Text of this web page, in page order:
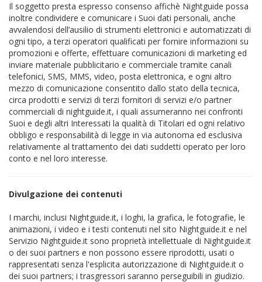
Il soggetto presta espresso consenso affichè Nightguide possa
inoltre condividere e comunicare i Suoi dati personali, anche
avvalendosi dell’ausilio di strumenti elettronici e automatizzati di
ogni tipo, a terzi operatori qualificati per fornire informazioni su
promozioni e offerte, effettuare comunicazioni di marketing ed
inviare materiale pubblicitario e commerciale tramite canali
telefonici, SMS, MMS, video, posta elettronica, e ogni altro
mezzo di comunicazione consentito dallo stato della tecnica,
circa prodotti e servizi di terzi fornitori di servizi e/o partner
commerciali di nightguide.it, i quali assumeranno nei confronti
Suoi e degli altri Interessati la qualità di Titolari ed ogni relativo
obbligo e responsabilità di legge in via autonoma ed esclusiva
relativamente al trattamento dei dati suddetti operato per loro
conto e nel loro interesse.
Divulgazione dei contenuti
I marchi, inclusi Nightguide.it, i loghi, la grafica, le fotografie, le
animazioni, i video e i testi contenuti nel sito Nightguide.it e nel
Servizio Nightguide.it sono proprietà intellettuale di Nightguide.it
o dei suoi partners e non possono essere riprodotti, usati o
rappresentati senza l'esplicita autorizzazione di Nightguide.it o
dei suoi partners; i trasgressori saranno perseguibili in giudizio.